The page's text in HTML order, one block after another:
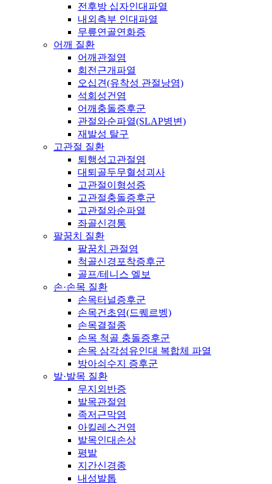
전후방 십자인대파열
내외측부 인대파열
무릎연골연화증
어깨 질환
어깨관절염
회전근개파열
오십견(유착성 관절낭염)
석회성건염
어깨충돌증후군
관절와순파열(SLAP병변)
재발성 탈구
고관절 질환
퇴행성고관절염
대퇴골두무혈성괴사
고관절이형성증
고관절충돌증후군
고관절와순파열
좌골신경통
팔꿈치 질환
팔꿈치 관절염
척골신경포착증후군
골프/테니스 엘보
손·손목 질환
손목터널증후군
손목건초염(드퀘르벵)
손목결절종
손목 척골 충돌증후군
손목 삼각섬유인대 복합체 파열
방아쇠수지 증후군
발·발목 질환
무지외반증
발목관절염
족저근막염
아킬레스건염
발목인대손상
평발
지간신경종
내성발톱